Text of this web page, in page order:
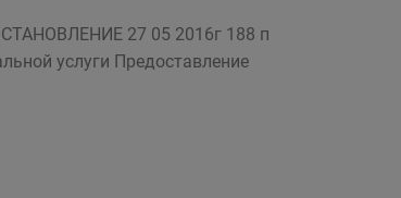
27 05 2016г 188 п
услуги Предоставление